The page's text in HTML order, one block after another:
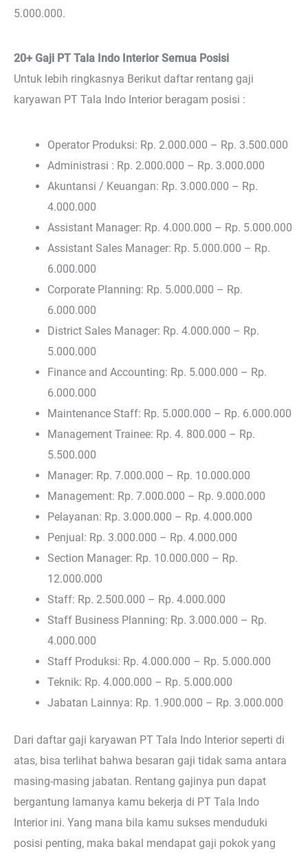
5.000.000.
20+ Gaji PT Tala Indo Interior Semua Posisi
Untuk lebih ringkasnya Berikut daftar rentang gaji
karyawan PT Tala Indo Interior beragam posisi :
Operator Produksi: Rp. 2.000.000 – Rp. 3.500.000
Administrasi : Rp. 2.000.000 – Rp. 3.000.000
Akuntansi / Keuangan: Rp. 3.000.000 – Rp.
4.000.000
Assistant Manager: Rp. 4.000.000 – Rp. 5.000.000
Assistant Sales Manager: Rp. 5.000.000 – Rp.
6.000.000
Corporate Planning: Rp. 5.000.000 – Rp.
6.000.000
District Sales Manager: Rp. 4.000.000 – Rp.
5.000.000
Finance and Accounting: Rp. 5.000.000 – Rp.
6.000.000
Maintenance Staff: Rp. 5.000.000 – Rp. 6.000.000
Management Trainee: Rp. 4. 800.000 – Rp.
5.500.000
Manager: Rp. 7.000.000 – Rp. 10.000.000
Management: Rp. 7.000.000 – Rp. 9.000.000
Pelayanan: Rp. 3.000.000 – Rp. 4.000.000
Penjual: Rp. 3.000.000 – Rp. 4.000.000
Section Manager: Rp. 10.000.000 – Rp.
12.000.000
Staff: Rp. 2.500.000 – Rp. 4.000.000
Staff Business Planning: Rp. 3.000.000 – Rp.
4.000.000
Staff Produksi: Rp. 4.000.000 – Rp. 5.000.000
Teknik: Rp. 4.000.000 – Rp. 5.000.000
Jabatan Lainnya: Rp. 1.900.000 – Rp. 3.000.000
Dari daftar gaji karyawan PT Tala Indo Interior seperti di
atas, bisa terlihat bahwa besaran gaji tidak sama antara
masing-masing jabatan. Rentang gajinya pun dapat
bergantung lamanya kamu bekerja di PT Tala Indo
Interior ini. Yang mana bila kamu sukses menduduki
posisi penting, maka bakal mendapat gaji pokok yang